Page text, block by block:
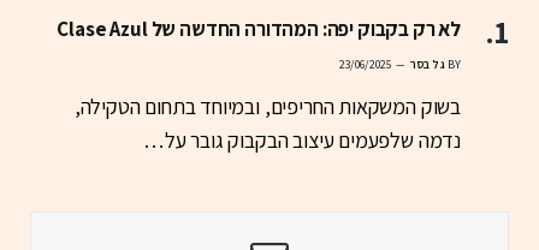
לא רק בקבוק יפה: המהדורה החדשה של Clase Azul
BY גל בסר 23/06/2025
בשוק המשקאות החריפים, ובמיוחד בתחום הטקילה,
נדמה שלפעמים עיצוב הבקבוק גובר על…